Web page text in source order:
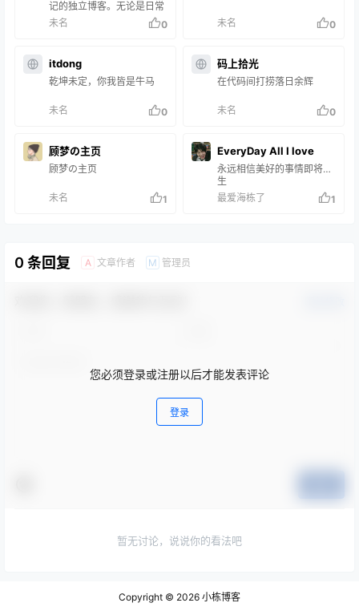
记的独立博客。无论是日常
随笔、学习心得，还是数码
体验与情感记录，皆在此留
未名 0 未名 0
itdong
乾坤未定，你我皆是牛马
未名 0
码上拾光
在代码间打捞落日余辉
未名 0
顾梦の主页
顾梦の主页
未名 1
EveryDay All I love
永远相信美好的事情即将发
生
最爱海栋了
1
0 条回复 A 文章作者 M 管理员
您必须登录或注册以后才能发表评论
登录
暂无讨论，说说你的看法吧
Copyright © 2026 小栋博客